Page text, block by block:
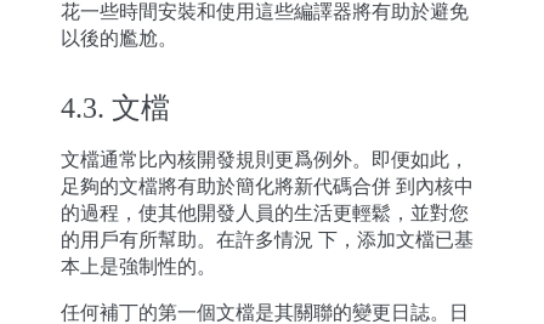
花一些時間安裝和使用這些編譯器將有助於避免
以後的尷尬。
4.3. 文檔
文檔通常比內核開發規則更爲例外。即便如此，
足夠的文檔將有助於簡化將新代碼合併 到內核中
的過程，使其他開發人員的生活更輕鬆，並對您
的用戶有所幫助。在許多情況 下，添加文檔已基
本上是強制性的。
任何補丁的第一個文檔是其關聯的變更日誌。日